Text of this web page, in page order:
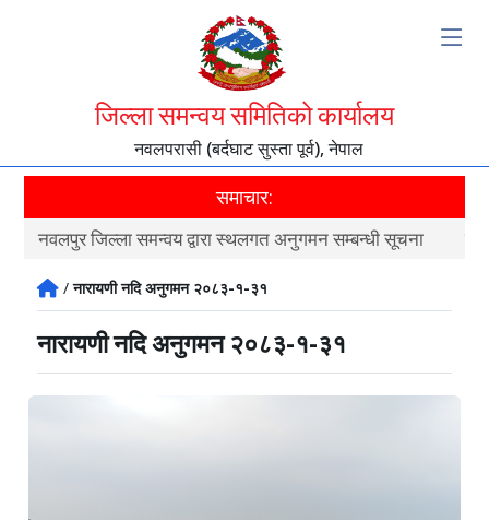
जिल्ला समन्वय समितिको कार्यालय
नवलपरासी (बर्दघाट सुस्ता पूर्व), नेपाल
समाचार:
नवलपुर जिल्ला समन्वय द्वारा स्थलगत अनुगमन सम्बन्धी सूचना
/नारायणी नदि अनुगमन २०८३-१-३१
नारायणी नदि अनुगमन २०८३-१-३१